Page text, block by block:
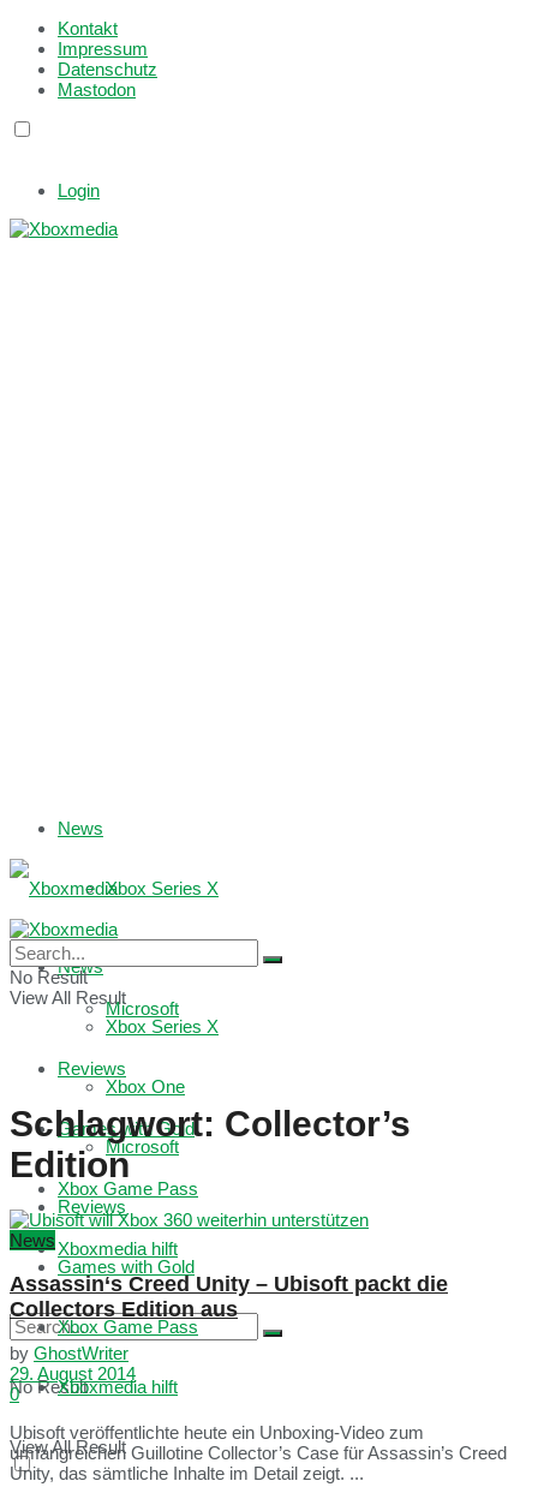
Kontakt
Impressum
Datenschutz
Mastodon
Login
News
Xbox Series X
Microsoft
Reviews
Games with Gold
Xbox Game Pass
Xboxmedia hilft
No Result
View All Result
News
Xbox Series X
Xbox One
Microsoft
Reviews
Games with Gold
Xbox Game Pass
Xboxmedia hilft
No Result
View All Result
Schlagwort: Collector’s
Edition
News
Assassin‘s Creed Unity – Ubisoft packt die
Collectors Edition aus
by GhostWriter
29. August 2014
0
Ubisoft veröffentlichte heute ein Unboxing-Video zum
umfangreichen Guillotine Collector’s Case für Assassin’s Creed
Unity, das sämtliche Inhalte im Detail zeigt. ...